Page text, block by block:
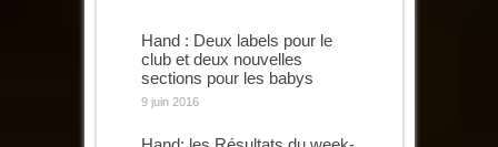
Hand : Deux labels pour le
club et deux nouvelles
sections pour les babys
9 juin 2016